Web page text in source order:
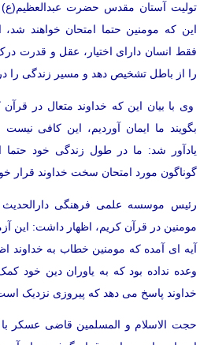
تولیت آستان مقدس حضرت عبدالعظیم(ع)
این که مومنین حتما امتحان خواهند
فقط انسان دارای اختیار، عقل و قدرت
را از باطل تشخیص دهد و مسیر زندگی
وی با بیان این که خداوند متعال در
بگویند ما ایمان آوردیم، این کافی
یادآور شد: ما در طول زندگی خود
گوناگون مورد امتحان سخت خداوند قرار
رئیس موسسه علمی فرهنگی
مومنین در قرآن کریم، اظهار داشت: این
آیه ای آمده که مومنین خطاب به خداوند
وعده نداده بود که به یاوران دین خود
خداوند پاسخ می دهد که پیروزی نزدیک
حجت الاسلام و المسلمین قاضی عسکر با